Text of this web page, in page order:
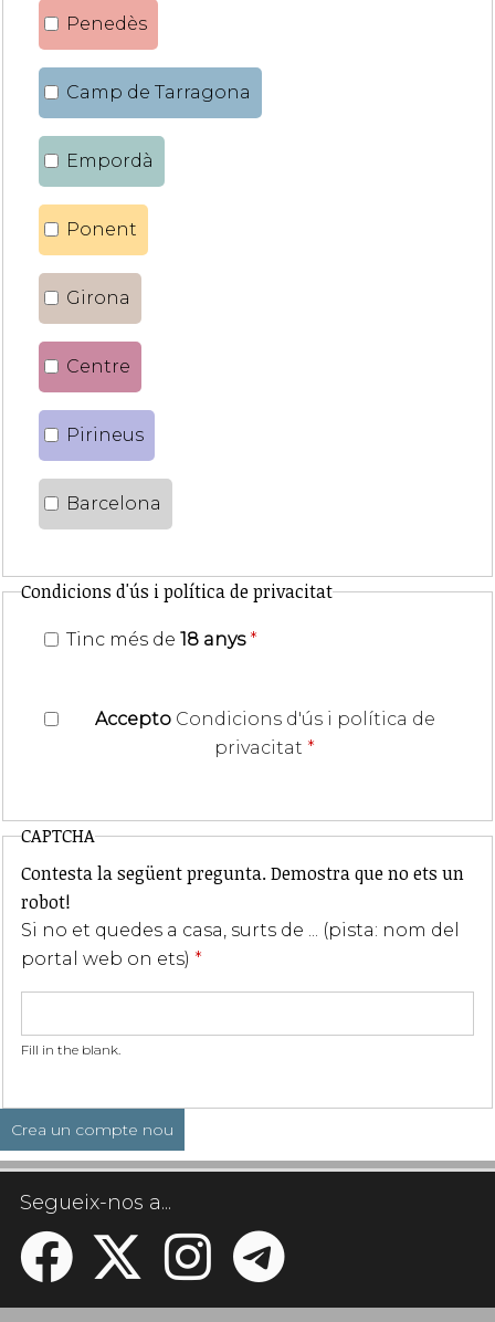
Penedès
Camp de Tarragona
Empordà
Ponent
Girona
Centre
Pirineus
Barcelona
Condicions d'ús i política de privacitat
Tinc més de 18 anys *
Accepto Condicions d'ús i política de
privacitat *
CAPTCHA
Contesta la següent pregunta. Demostra que no ets un
robot!
Si no et quedes a casa, surts de ... (pista: nom del
portal web on ets) *
Fill in the blank.
Segueix-nos a...